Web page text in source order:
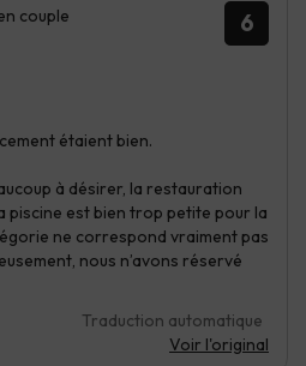
6
couple
étaient bien.
à désirer, la restauration
piscine est bien trop petite pour la
ne correspond vraiment pas
nous n’avons réservé
Traduction automatique
Voir l'original